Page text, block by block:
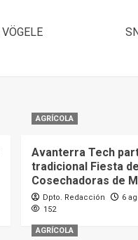
AGRÍCOLA
Avanterra Tech
tradicional Fiesta
Cosechadoras de
Dpto. Redacción
6
152
AGRÍCOLA